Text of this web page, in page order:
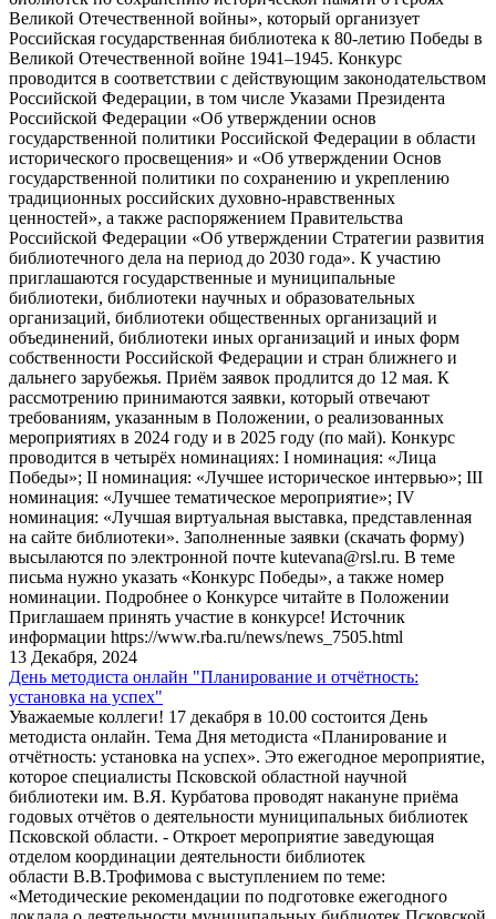
Великой Отечественной войны», который организует
Российская государственная библиотека к 80-летию Победы в
Великой Отечественной войне 1941–1945. Конкурс
проводится в соответствии с действующим законодательством
Российской Федерации, в том числе Указами Президента
Российской Федерации «Об утверждении основ
государственной политики Российской Федерации в области
исторического просвещения» и «Об утверждении Основ
государственной политики по сохранению и укреплению
традиционных российских духовно-нравственных
ценностей», а также распоряжением Правительства
Российской Федерации «Об утверждении Стратегии развития
библиотечного дела на период до 2030 года». К участию
приглашаются государственные и муниципальные
библиотеки, библиотеки научных и образовательных
организаций, библиотеки общественных организаций и
объединений, библиотеки иных организаций и иных форм
собственности Российской Федерации и стран ближнего и
дальнего зарубежья. Приём заявок продлится до 12 мая. К
рассмотрению принимаются заявки, который отвечают
требованиям, указанным в Положении, о реализованных
мероприятиях в 2024 году и в 2025 году (по май). Конкурс
проводится в четырёх номинациях: I номинация: «Лица
Победы»; II номинация: «Лучшее историческое интервью»; III
номинация: «Лучшее тематическое мероприятие»; IV
номинация: «Лучшая виртуальная выставка, представленная
на сайте библиотеки». Заполненные заявки (скачать форму)
высылаются по электронной почте kutevana@rsl.ru. В теме
письма нужно указать «Конкурс Победы», а также номер
номинации. Подробнее о Конкурсе читайте в Положении
Приглашаем принять участие в конкурсе! Источник
информации https://www.rba.ru/news/news_7505.html
13 Декабря, 2024
День методиста онлайн "Планирование и отчётность:
установка на успех"
Уважаемые коллеги! 17 декабря в 10.00 состоится День
методиста онлайн. Тема Дня методиста «Планирование и
отчётность: установка на успех». Это ежегодное мероприятие,
которое специалисты Псковской областной научной
библиотеки им. В.Я. Курбатова проводят накануне приёма
годовых отчётов о деятельности муниципальных библиотек
Псковской области. - Откроет мероприятие заведующая
отделом координации деятельности библиотек
области В.В.Трофимова с выступлением по теме:
«Методические рекомендации по подготовке ежегодного